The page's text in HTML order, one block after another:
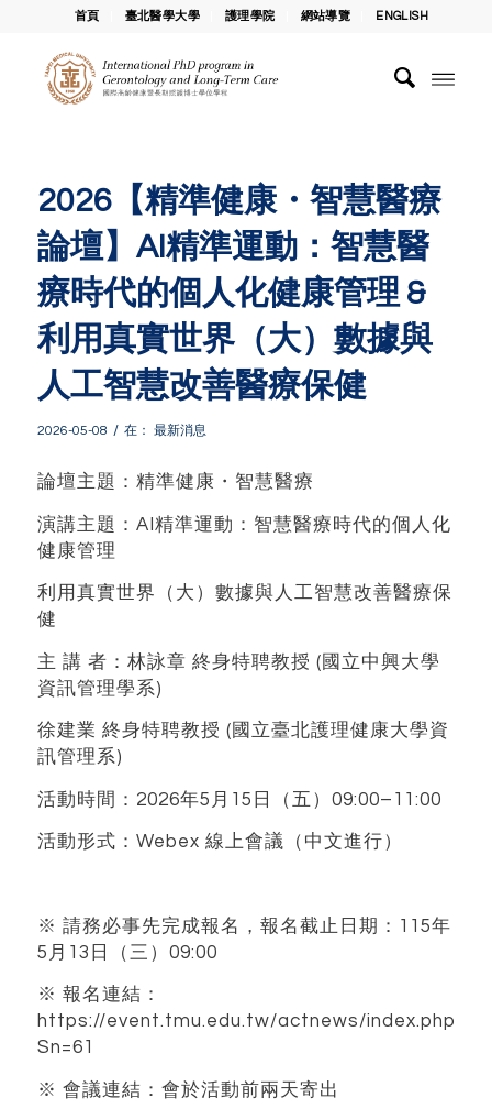
首頁 臺北醫學大學 護理學院 網站導覽 ENGLISH
2026【精準健康・智慧醫療
論壇】AI精準運動：智慧醫
療時代的個人化健康管理 &
利用真實世界（大）數據與
人工智慧改善醫療保健
2026-05-08 / 在： 最新消息
論壇主題：精準健康・智慧醫療
演講主題：AI精準運動：智慧醫療時代的個人化
健康管理
利用真實世界（大）數據與人工智慧改善醫療保
健
主 講 者：林詠章 終身特聘教授 (國立中興大學
資訊管理學系)
徐建業 終身特聘教授 (國立臺北護理健康大學資
訊管理系)
活動時間：2026年5月15日（五）09:00–11:00
活動形式：Webex 線上會議（中文進行）
※ 請務必事先完成報名，報名截止日期：115年
5月13日（三）09:00
※ 報名連結：
https://event.tmu.edu.tw/actnews/index.php?
Sn=61
※ 會議連結：會於活動前兩天寄出